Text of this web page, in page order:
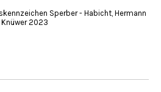
Sperber - Habicht, Hermann
Knüwer 2023